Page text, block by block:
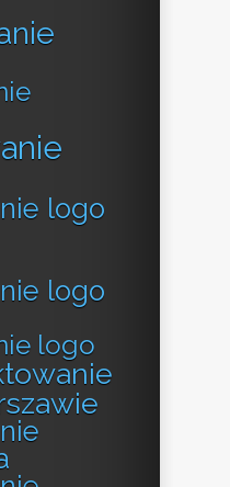
logo
logo
logo